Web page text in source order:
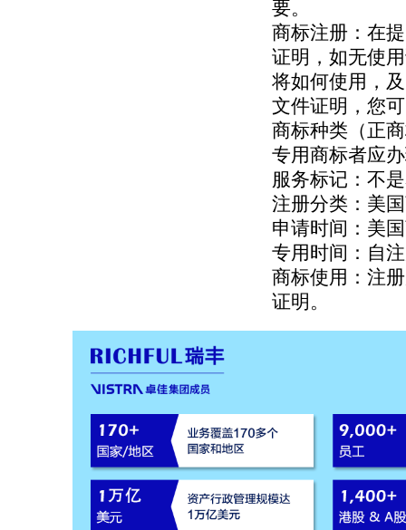
要。
商标注册：在
证明，如无使
将如何使用，
文件证明，您
商标种类（正
专用商标者应
服务标记：不
注册分类：美
申请时间：美
专用时间：自
商标使用：注
证明。